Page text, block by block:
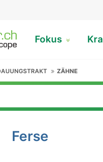
Fokus
ZÄHNE
Ferse